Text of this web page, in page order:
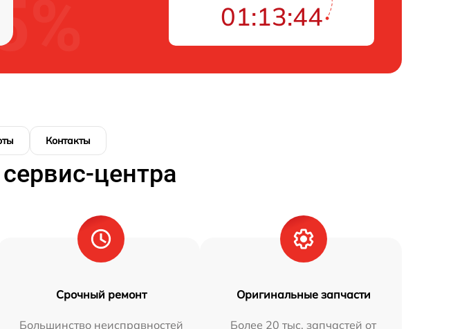
01:13:43
Контакты
центра
Срочный ремонт
Большинство неисправностей
Оригинальные запчасти
Более 20 тыс. запчастей от